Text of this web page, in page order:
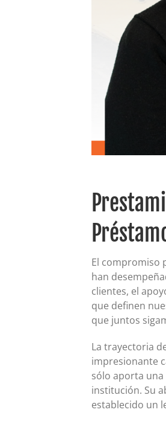
El compromiso
han
clientes, el
que definen
que juntos
La trayectoria
impresionante
sólo aporta
institución. Su
establecido un